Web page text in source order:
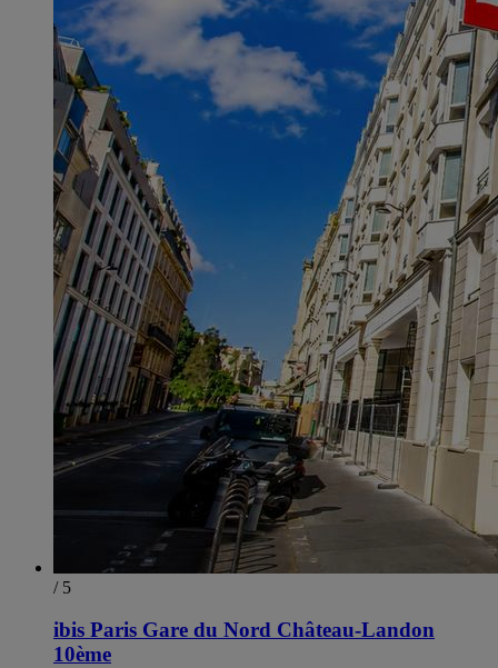
/ 5
ibis Paris Gare du Nord Château-Landon
10ème